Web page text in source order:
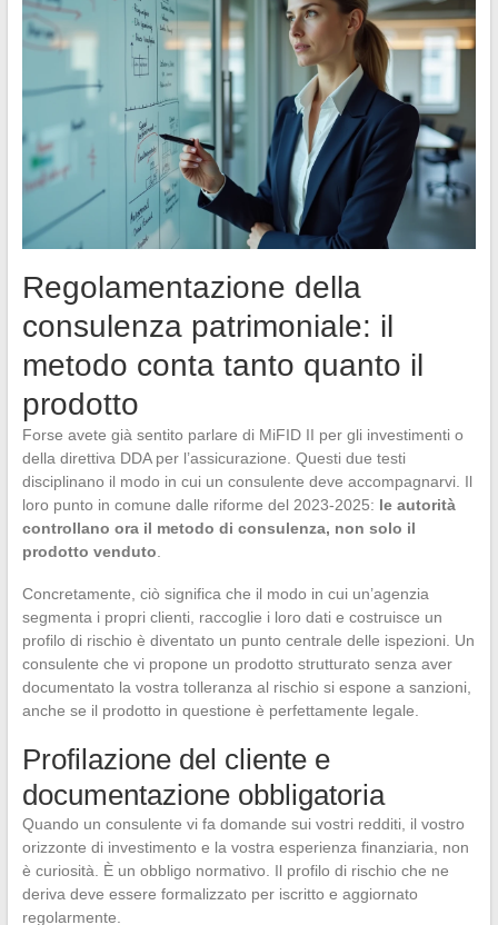
Regolamentazione della
consulenza patrimoniale: il
metodo conta tanto quanto il
prodotto
Forse avete già sentito parlare di MiFID II per gli investimenti o
della direttiva DDA per l’assicurazione. Questi due testi
disciplinano il modo in cui un consulente deve accompagnarvi. Il
loro punto in comune dalle riforme del 2023-2025: le autorità
controllano ora il metodo di consulenza, non solo il
prodotto venduto
Concretamente, ciò significa che il modo in cui un’agenzia
segmenta i propri clienti, raccoglie i loro dati e costruisce un
profilo di rischio è diventato un punto centrale delle ispezioni. Un
consulente che vi propone un prodotto strutturato senza aver
documentato la vostra tolleranza al rischio si espone a sanzioni,
anche se il prodotto in questione è perfettamente legale.
Profilazione del cliente e
documentazione obbligatoria
Quando un consulente vi fa domande sui vostri redditi, il vostro
orizzonte di investimento e la vostra esperienza finanziaria, non
è curiosità. È un obbligo normativo. Il profilo di rischio che ne
deriva deve essere formalizzato per iscritto e aggiornato
regolarmente.